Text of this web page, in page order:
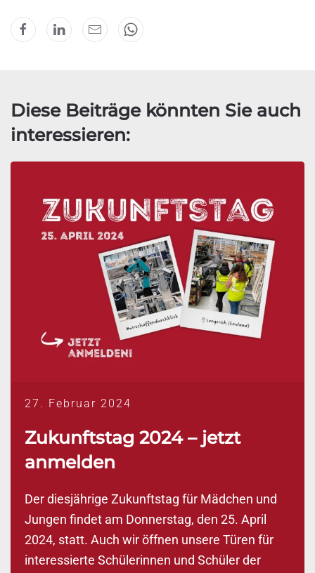
Diese Beiträge könnten Sie auch
interessieren:
27. Februar 2024
Zukunftstag 2024 – jetzt
anmelden
Der diesjährige Zukunftstag für Mädchen und
Jungen findet am Donnerstag, den 25. April
2024, statt. Auch wir öffnen unsere Türen für
interessierte Schülerinnen und Schüler der